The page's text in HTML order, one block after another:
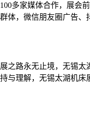
多家媒体合作，展会
，微信朋友圈广告、
之路永无止境，无锡
与理解，无锡太湖机